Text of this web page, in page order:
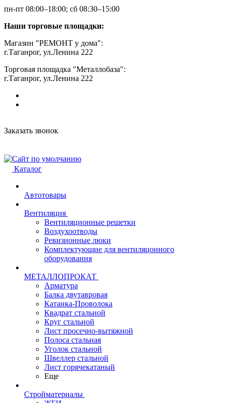
пн-пт 08:00–18:00; сб 08:30–15:00
Наши торговые площадки:
Магазин "РЕМОНТ у дома":
г.Таганрог, ул.Ленина 222
Торговая площадка "Металлобаза":
г.Таганрог, ул.Ленина 222
Заказать звонок
Каталог
Автотовары
Вентиляция
Вентиляционные решетки
Воздухоотводы
Ревизионные люки
Комплектующие для вентиляцонного
оборудования
МЕТАЛЛОПРОКАТ
Арматура
Балка двутавровая
Катанка-Проволока
Квадрат стальной
Круг стальной
Лист просечно-вытяжной
Полоса стальная
Уголок стальной
Швеллер стальной
Лист горячекатаный
Еще
Стройматериалы